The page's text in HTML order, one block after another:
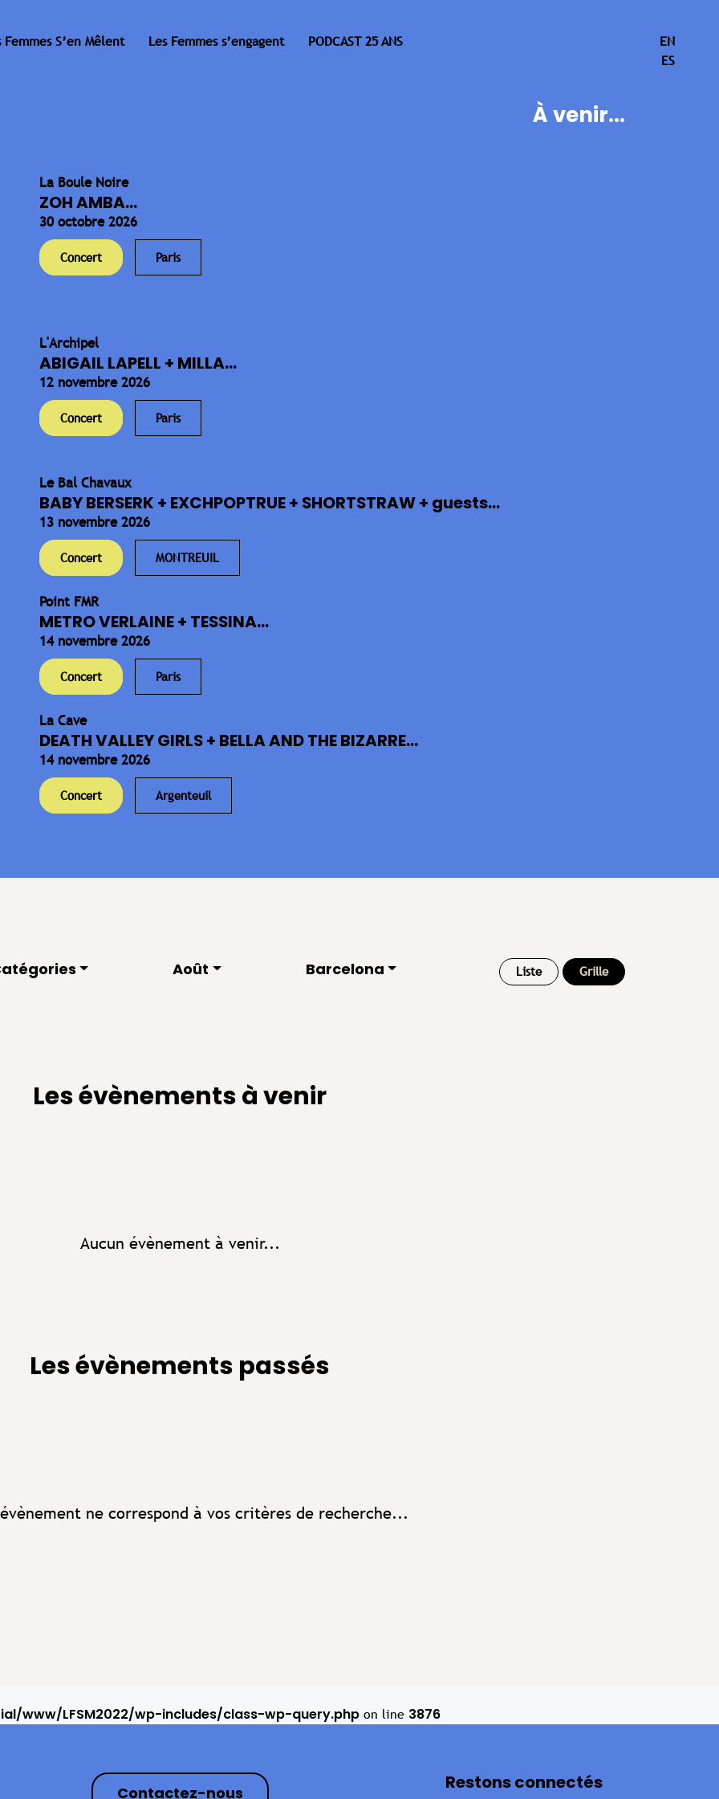
Femmes S’en Mêlent Les Femmes s’engagent PODCAST 25 ANS
EN
ES
À venir...
La Boule Noire
ZOH AMBA...
30 octobre 2026
Concert Paris
L'Archipel
ABIGAIL LAPELL + MILLA...
12 novembre 2026
Concert Paris
Le Bal Chavaux
BABY BERSERK + EXCHPOPTRUE + SHORTSTRAW + guests...
13 novembre 2026
Concert MONTREUIL
Point FMR
METRO VERLAINE + TESSINA...
14 novembre 2026
Concert Paris
La Cave
DEATH VALLEY GIRLS + BELLA AND THE BIZARRE...
14 novembre 2026
Concert Argenteuil
Août Barcelona Liste Grille
Les évènements à venir
Aucun évènement à venir...
Les évènements passés
ne correspond à vos critères de recherche...
www/LFSM2022/wp-includes/class-wp-query.php on line 3876
Contactez-nous Restons connectés